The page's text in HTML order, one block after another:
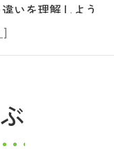
いを理解しよう
人気の理由とは
の方法
善の施術法を紹介